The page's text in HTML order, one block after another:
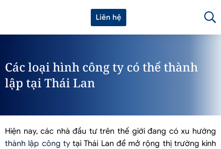
Liên hệ
Các loại hình công ty có thể thành
lập tại Thái Lan
Hiện nay, các nhà đầu tư trên thế giới đang có xu hướng
thành lập công tytại Thái Lan để mở rộng thị trường kinh